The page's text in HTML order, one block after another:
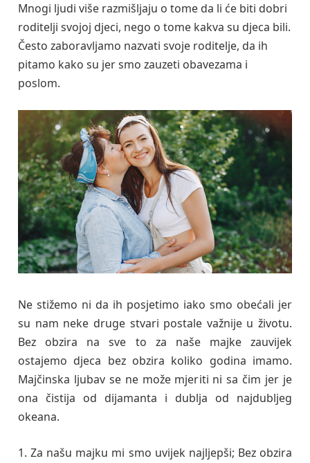
Mnogi ljudi više razmišljaju o tome da li će biti dobri
roditelji svojoj djeci, nego o tome kakva su djeca bili.
Često zaboravljamo nazvati svoje roditelje, da ih
pitamo kako su jer smo zauzeti obavezama i
poslom.
Ne stižemo ni da ih posjetimo iako smo obećali jer
su nam neke druge stvari postale važnije u životu.
Bez obzira na sve to za naše majke zauvijek
ostajemo djeca bez obzira koliko godina imamo.
Majčinska ljubav se ne može mjeriti ni sa čim jer je
ona čistija od dijamanta i dublja od najdubljeg
okeana.
1. Za našu majku mi smo uvijek najljepši; Bez obzira